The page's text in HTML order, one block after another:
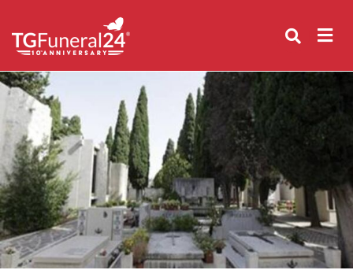
content